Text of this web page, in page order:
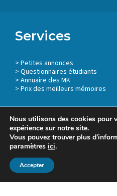
Services
> Petites annonces
> Questionnaires étudiants
> Annuaire des MK
> Prix des meilleurs mémoires
Nous utilisons des cookies pour
expérience sur notre site.
Vous pouvez trouver plus
paramètres ici.
Accepter